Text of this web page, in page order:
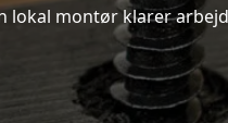
lokal montør klarer